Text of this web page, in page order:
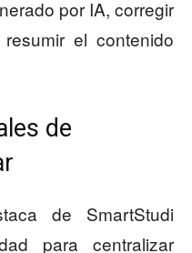
por IA, corregir
el contenido
de
de SmartStudi
para centralizar